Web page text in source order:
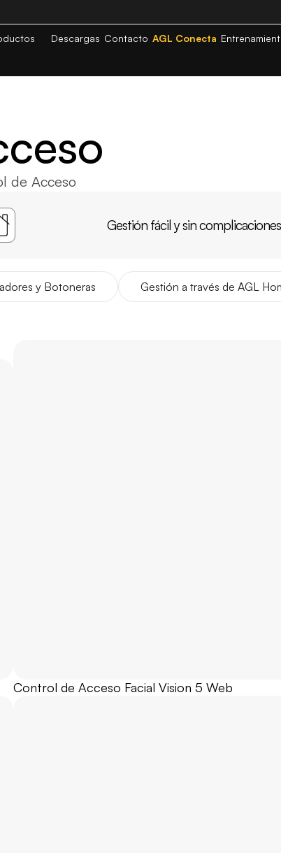
Descargas Contacto AGL Conecta
de Acceso
Gestión fácil y sin
y Botoneras Gestión a través de AGL
Control de Acceso Facial Vision 5 Web